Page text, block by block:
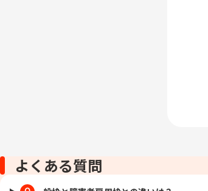
よくある質問